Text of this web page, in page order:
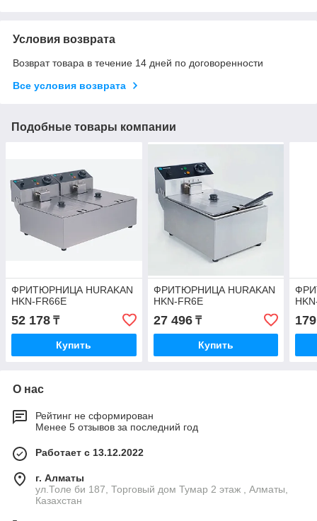
Условия возврата
Возврат товара в течение 14 дней по договоренности
Все условия возврата
Подобные товары компании
ФРИТЮРНИЦА HURAKAN
HKN-FR66E
52 178 ₸
Купить
ФРИТЮРНИЦА HURAKAN
HKN-FR6E
27 496₸
Купить
О нас
Рейтинг не сформирован
Менее 5 отзывов за последний год
Работает с 13.12.2022
г. Алматы
ул.Толе би 187, Торговый дом Тумар 2 этаж , Алматы,
Казахстан